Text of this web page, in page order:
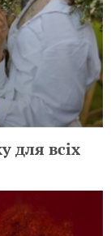
для всіх